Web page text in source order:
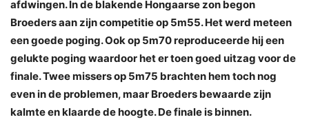
afdwingen. In de blakende Hongaarse zon begon
Broeders aan zijn competitie op 5m55. Het werd meteen
een goede poging. Ook op 5m70 reproduceerde hij een
gelukte poging waardoor het er toen goed uitzag voor de
finale. Twee missers op 5m75 brachten hem toch nog
even in de problemen, maar Broeders bewaarde zijn
kalmte en klaarde de hoogte. De finale is binnen.